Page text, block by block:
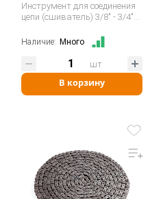
Инструмент для соединения
цепи (сшиватель) 3/8" - 3/4"
400035…
Наличие: Много
В корзину
шт